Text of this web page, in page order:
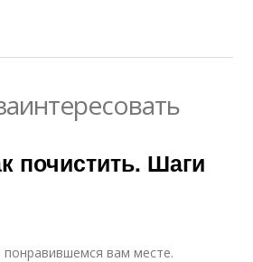
почистить. Шаги
понравившемся вам месте.